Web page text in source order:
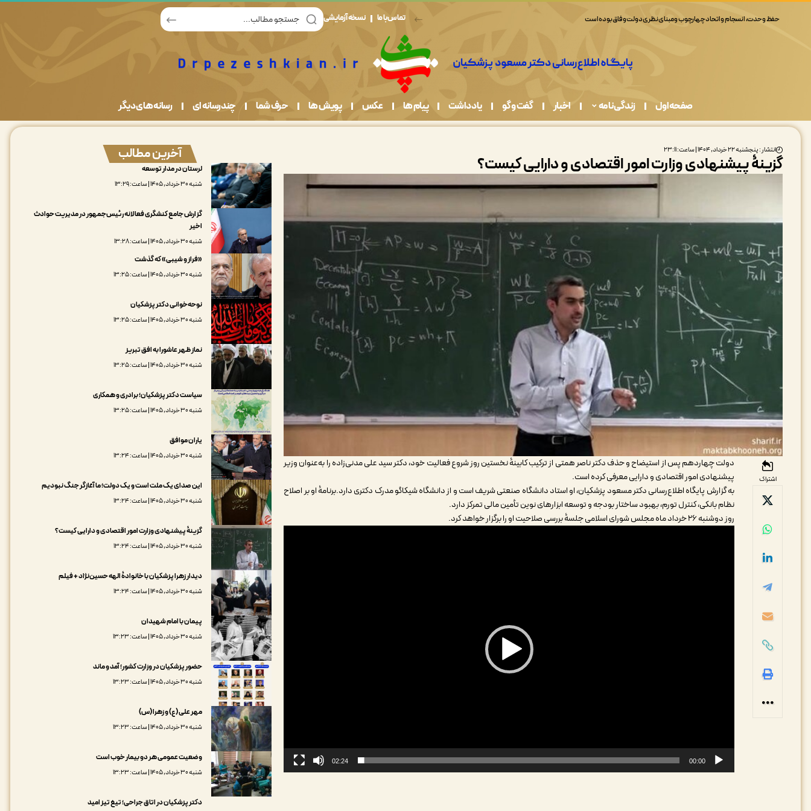
حفظ وحدت، انسجام و اتحاد چهارچوب و مبنای نظری دولت وفاق بوده است تماس با ما نسخه آزمایشی
صفحه اول زندگی نامه اخبار گفت و گو یادداشت پیام ها عکس پویش ها حرف شما چندرسانه ای رسانه های دیگر
انتشار : پنجشنبه ۲۲ خرداد, ۱۴۰۴ | ساعت: ۲۳:۱۱
گزینۀ پیشنهادی وزارت امور اقتصادی و دارایی کیست؟
اشتراک
دولت چهاردهم پس از استیضاح و حذف دکتر ناصر همتی از ترکیب کابینۀ نخستین روز شروع فعالیت خود، دکتر سید علی مدنی‌زاده را به‌عنوان وزیر
پیشنهادی امور اقتصادی و دارایی معرفی کرده است.
به گزارش پایگاه اطلاع‌رسانی دکتر مسعود پزشکیان، او استاد دانشگاه صنعتی شریف است و از دانشگاه شیکاگو مدرک دکتری دارد.برنامۀاو بر اصلاح
نظام بانکی، کنترل تورم، بهبود ساختار بودجه و توسعه ابزارهای نوین تأمین مالی تمرکز دارد.
روز دوشنبه ۲۶ خرداد ماه مجلس شورای اسلامی جلسۀ بررسی صلاحیت او را برگزار خواهد کرد.
00:00
02:24
آخرین مطالب
لرستان در مدار توسعه
شنبه ۳۰ خرداد, ۱۴۰۵ | ساعت: ۱۳:۲۹
گزارش جامع کنشگری فعالانه رئیس‌جمهور در مدیریت حوادث
اخیر
شنبه ۳۰ خرداد, ۱۴۰۵ | ساعت: ۱۳:۲۸
«فراز و شیبی» که گذشت
شنبه ۳۰ خرداد, ۱۴۰۵ | ساعت: ۱۳:۲۵
نوحه‌خوانی دکتر پزشکیان
شنبه ۳۰ خرداد, ۱۴۰۵ | ساعت: ۱۳:۲۵
نماز ظهر عاشورا به افق تبریز
شنبه ۳۰ خرداد, ۱۴۰۵ | ساعت: ۱۳:۲۵
سیاست دکتر پزشکیان؛ برادری و همکاری
شنبه ۳۰ خرداد, ۱۴۰۵ | ساعت: ۱۳:۲۵
یاران موافق
شنبه ۳۰ خرداد, ۱۴۰۵ | ساعت: ۱۳:۲۴
این صدای یک ملت است و یک دولت؛ ما آغازگر جنگ نبودیم
شنبه ۳۰ خرداد, ۱۴۰۵ | ساعت: ۱۳:۲۴
گزینۀ پیشنهادی وزارت امور اقتصادی و دارایی کیست؟
شنبه ۳۰ خرداد, ۱۴۰۵ | ساعت: ۱۳:۲۴
دیدار زهرا پزشکیان با خانوادۀ الهه حسین‌نژاد + فیلم
شنبه ۳۰ خرداد, ۱۴۰۵ | ساعت: ۱۳:۲۴
پیمان با امام شهیدان
شنبه ۳۰ خرداد, ۱۴۰۵ | ساعت: ۱۳:۲۳
حضور پزشکیان در وزارت کشور؛ آمد و ماند
شنبه ۳۰ خرداد, ۱۴۰۵ | ساعت: ۱۳:۲۳
مهر علی (ع) و زهرا (س)
شنبه ۳۰ خرداد, ۱۴۰۵ | ساعت: ۱۳:۲۳
وضعیت عمومی هر دو بیمار خوب است
شنبه ۳۰ خرداد, ۱۴۰۵ | ساعت: ۱۳:۲۳
دکتر پزشکیان در اتاق جراحی؛ تیغ تیز امید